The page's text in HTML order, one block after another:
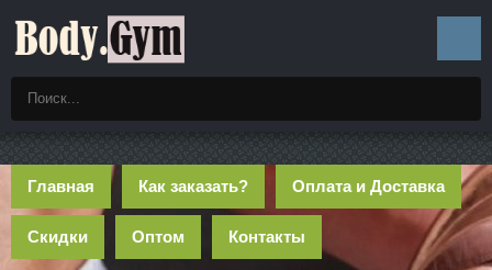
Главная Как заказать? Оплата и Доставка
Скидки Оптом Контакты